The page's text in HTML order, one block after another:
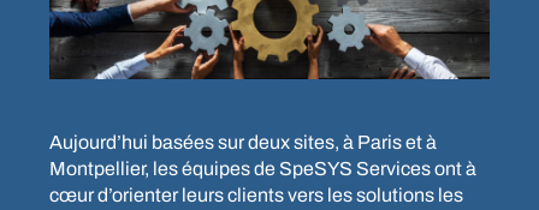
Aujourd’hui basées sur deux sites, à Paris et à
Montpellier, les équipes de SpeSYS Services ont à
cœur d’orienter leurs clients vers les solutions les